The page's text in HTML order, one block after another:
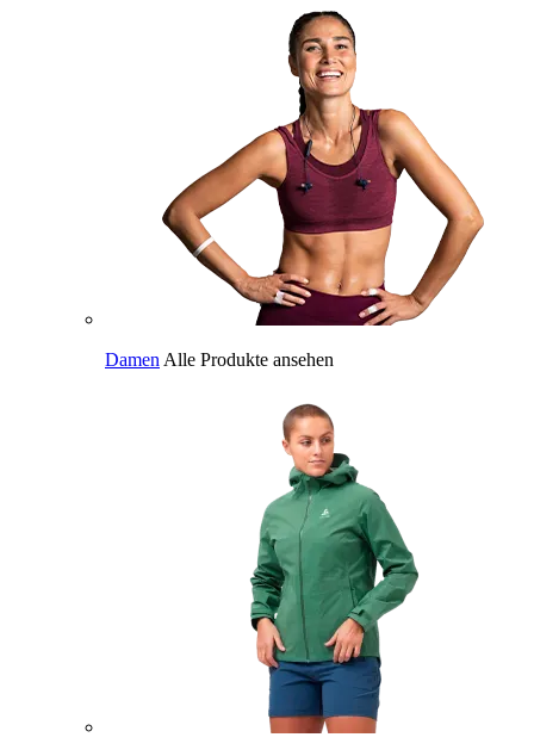
Damen Alle Produkte ansehen